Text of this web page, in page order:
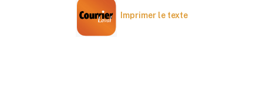
Imprimer le texte